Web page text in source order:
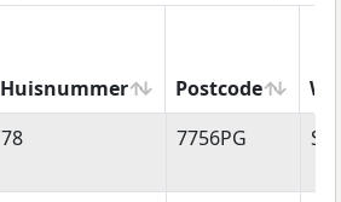
Huisnummer Postcode
Huisnummer Postcode
78 7756PG